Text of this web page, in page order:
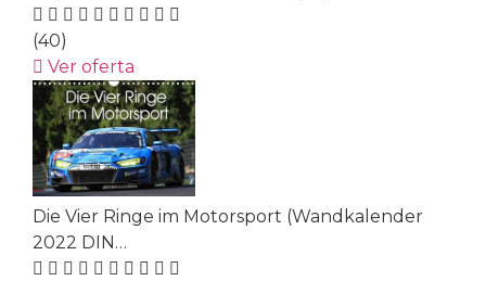
(40)
Ver oferta
Die Vier Ringe im Motorsport (Wandkalender
2022 DIN…